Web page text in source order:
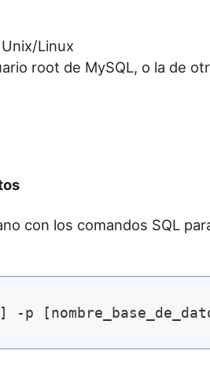
Linux
root de MySQL, o la de
con los comandos SQL